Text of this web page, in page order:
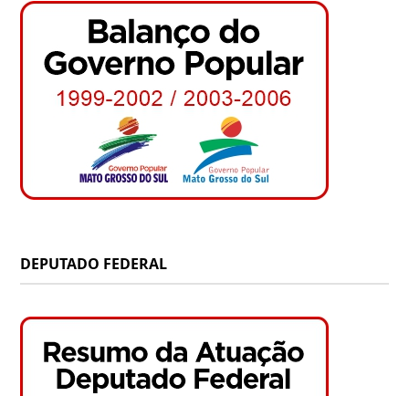
DEPUTADO FEDERAL